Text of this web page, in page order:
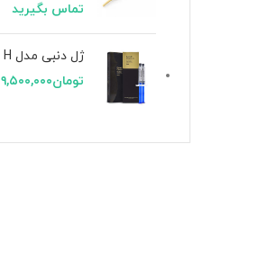
تماس بگیرید
ژل دنبی مدل H
تومان۹,۵۰۰,۰۰۰